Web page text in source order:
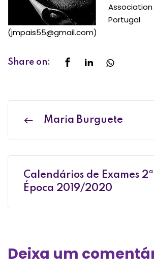
Portugal
(jmpais55@gmail.com)
Share on:
Maria Burguete
Calendários de Exames 2ª
Época 2019/2020
Deixa um